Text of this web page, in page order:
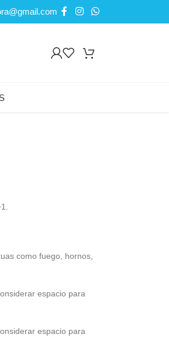
como fuego, hornos,
espacio para
espacio para